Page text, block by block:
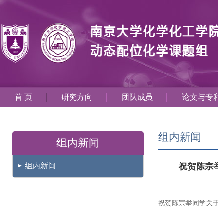
首 页 研究方向 团队成员 论文与专
组内新闻
组内新闻
组内新闻
祝贺陈宗
祝贺陈宗举同学关